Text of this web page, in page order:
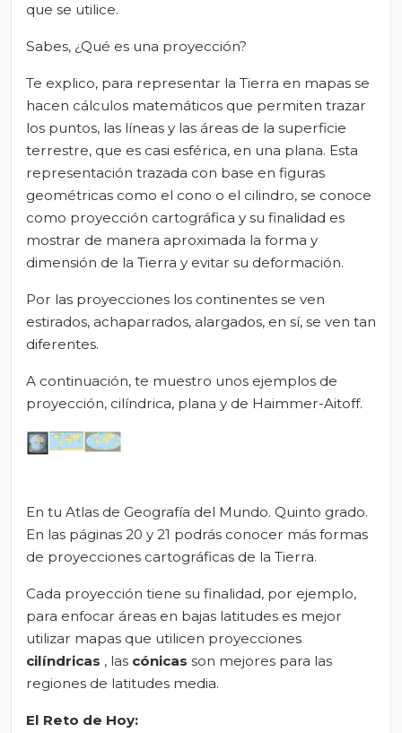
que se utilice.
Sabes, ¿Qué es una proyección?
Te explico, para representar la Tierra en mapas se
hacen cálculos matemáticos que permiten trazar
los puntos, las líneas y las áreas de la superficie
terrestre, que es casi esférica, en una plana. Esta
representación trazada con base en figuras
geométricas como el cono o el cilindro, se conoce
como proyección cartográfica y su finalidad es
mostrar de manera aproximada la forma y
dimensión de la Tierra y evitar su deformación.
Por las proyecciones los continentes se ven
estirados, achaparrados, alargados, en sí, se ven tan
diferentes.
A continuación, te muestro unos ejemplos de
proyección, cilíndrica, plana y de Haimmer-Aitoff.
En tu Atlas de Geografía del Mundo. Quinto grado.
En las páginas 20 y 21 podrás conocer más formas
de proyecciones cartográficas de la Tierra.
Cada proyección tiene su finalidad, por ejemplo,
para enfocar áreas en bajas latitudes es mejor
utilizar mapas que utilicen proyecciones
cilíndricas , las cónicas son mejores para las
regiones de latitudes media.
El Reto de Hoy: